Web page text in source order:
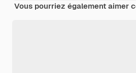
Vous pourriez également aimer